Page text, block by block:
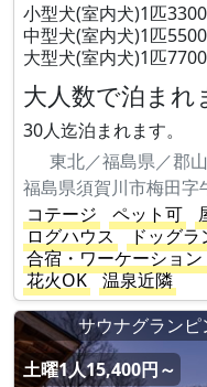
小型犬(室内犬)1匹
中型犬(室内犬)1匹
大型犬(室内犬)1匹
大人数で泊まれ
30人迄泊まれます。
東北／福島県／郡
福島県須賀川市梅田字
コテージ
ペット可
ログハウス
ドッグラ
合宿・ワーケーショ
花火OK
温泉近隣
サウナグラン
土曜1人15,400円～